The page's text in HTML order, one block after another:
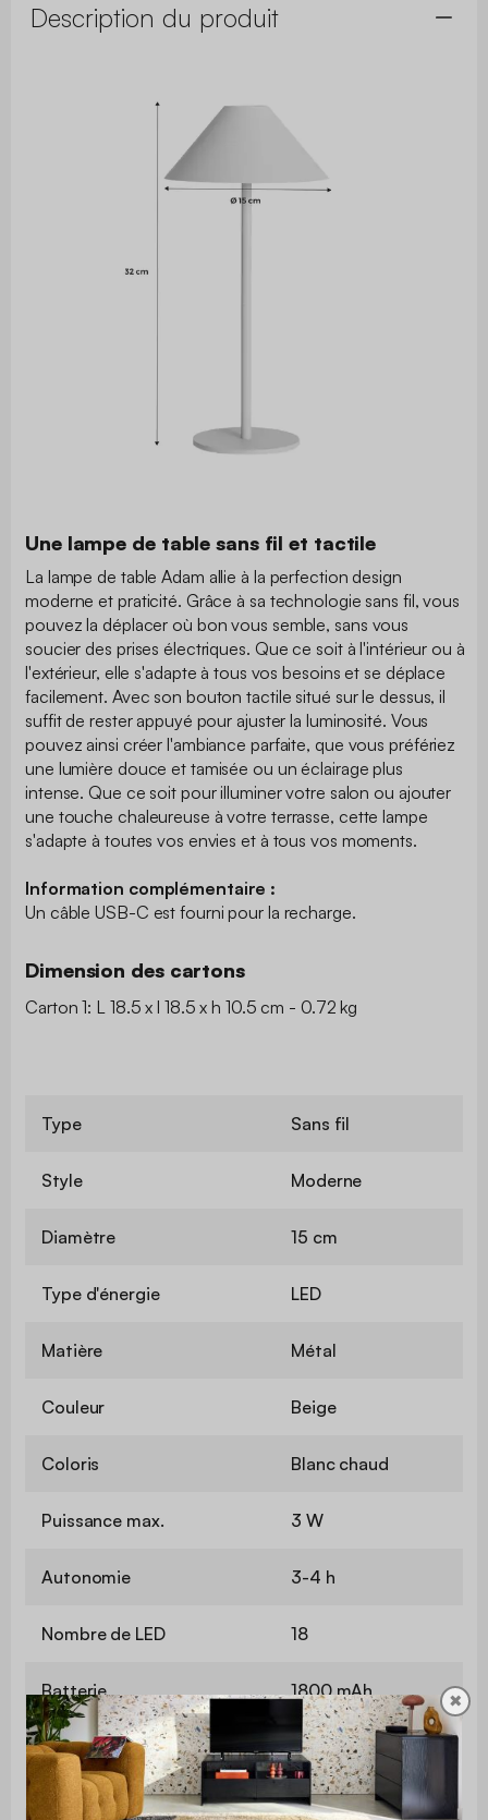
Description du produit
Une lampe de table sans fil et tactile
La lampe de table Adam allie à la perfection design
moderne et praticité. Grâce à sa technologie sans fil, vous
pouvez la déplacer où bon vous semble, sans vous
soucier des prises électriques. Que ce soit à l'intérieur ou à
l'extérieur, elle s'adapte à tous vos besoins et se déplace
facilement. Avec son bouton tactile situé sur le dessus, il
suffit de rester appuyé pour ajuster la luminosité. Vous
pouvez ainsi créer l'ambiance parfaite, que vous préfériez
une lumière douce et tamisée ou un éclairage plus
intense. Que ce soit pour illuminer votre salon ou ajouter
une touche chaleureuse à votre terrasse, cette lampe
s'adapte à toutes vos envies et à tous vos moments.
Information complémentaire :
Un câble USB-C est fourni pour la recharge.
Dimension des cartons
Carton 1: L 18.5 x l 18.5 x h 10.5 cm - 0.72 kg
Type Sans fil
Style Moderne
Diamètre 15 cm
Type d'énergie LED
Matière Métal
Couleur Beige
Coloris Blanc chaud
Puissance max. 3 W
Autonomie 3-4 h
Nombre de LED 18
Batterie 1800 mAh
Temps de charge 3 h
✖